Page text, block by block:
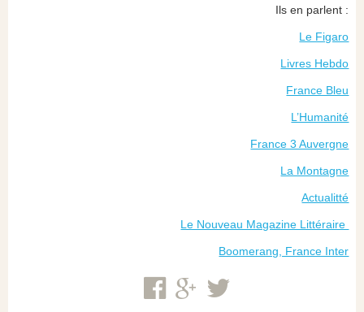
Ils en parlent :
Le Figaro
Livres Hebdo
France Bleu
L’Humanité
France 3 Auvergne
La Montagne
Actualitté
Le Nouveau Magazine Littéraire
Boomerang, France Inter